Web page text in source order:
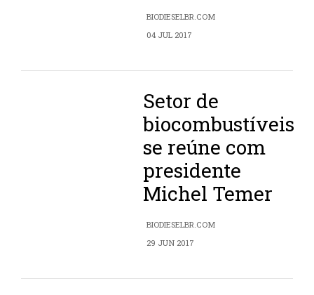
BIODIESELBR.COM
04 JUL 2017
Setor de
biocombustíveis
se reúne com
presidente
Michel Temer
BIODIESELBR.COM
29 JUN 2017